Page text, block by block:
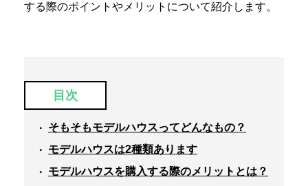
する際のポイントやメリットについて紹介します。
目次
そもそもモデルハウスってどんなもの？
モデルハウスは2種類あります
モデルハウスを購入する際のメリットとは？